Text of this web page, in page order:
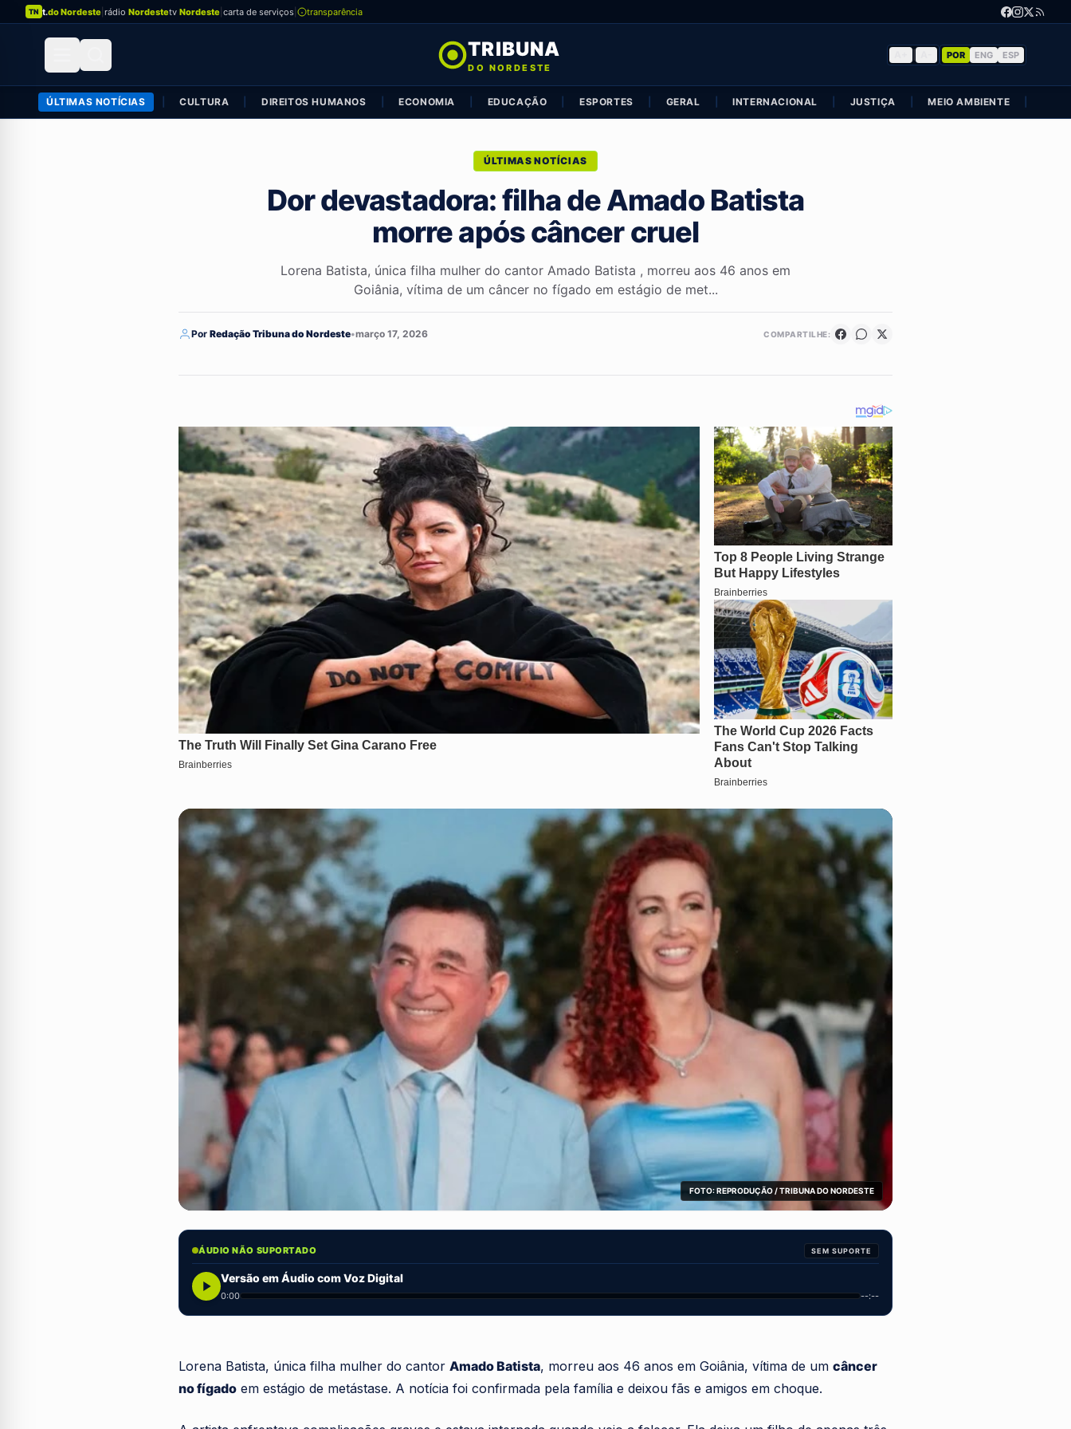
TN t.do Nordeste rádio Nordestetv Nordeste carta de serviços transparência
TRIBUNA
DO NORDESTE
POR ENG ESP
ÚLTIMAS NOTÍCIAS CULTURA DIREITOS HUMANOS ECONOMIA EDUCAÇÃO ESPORTES GERAL INTERNACIONAL JUSTIÇA MEIO AMBIENTE
ÚLTIMAS NOTÍCIAS
Dor devastadora: filha de Amado Batista
morre após câncer cruel
Lorena Batista, única filha mulher do cantor Amado Batista , morreu aos 46 anos em
Goiânia, vítima de um câncer no fígado em estágio de met...
Por Redação Tribuna do Nordeste•março 17, 2026 COMPARTILHE:
FOTO: REPRODUÇÃO / TRIBUNA DO NORDESTE
ÁUDIO NÃO SUPORTADO SEM SUPORTE
Versão em Áudio com Voz Digital
0:00 --:--
Lorena Batista, única filha mulher do cantor Amado Batista, morreu aos 46 anos em Goiânia, vítima de um câncer
no fígado em estágio de metástase. A notícia foi confirmada pela família e deixou fãs e amigos em choque.